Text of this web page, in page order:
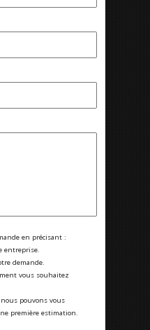
en précisant :
entreprise.
demande.
vous souhaitez
pouvons vous
première estimation.